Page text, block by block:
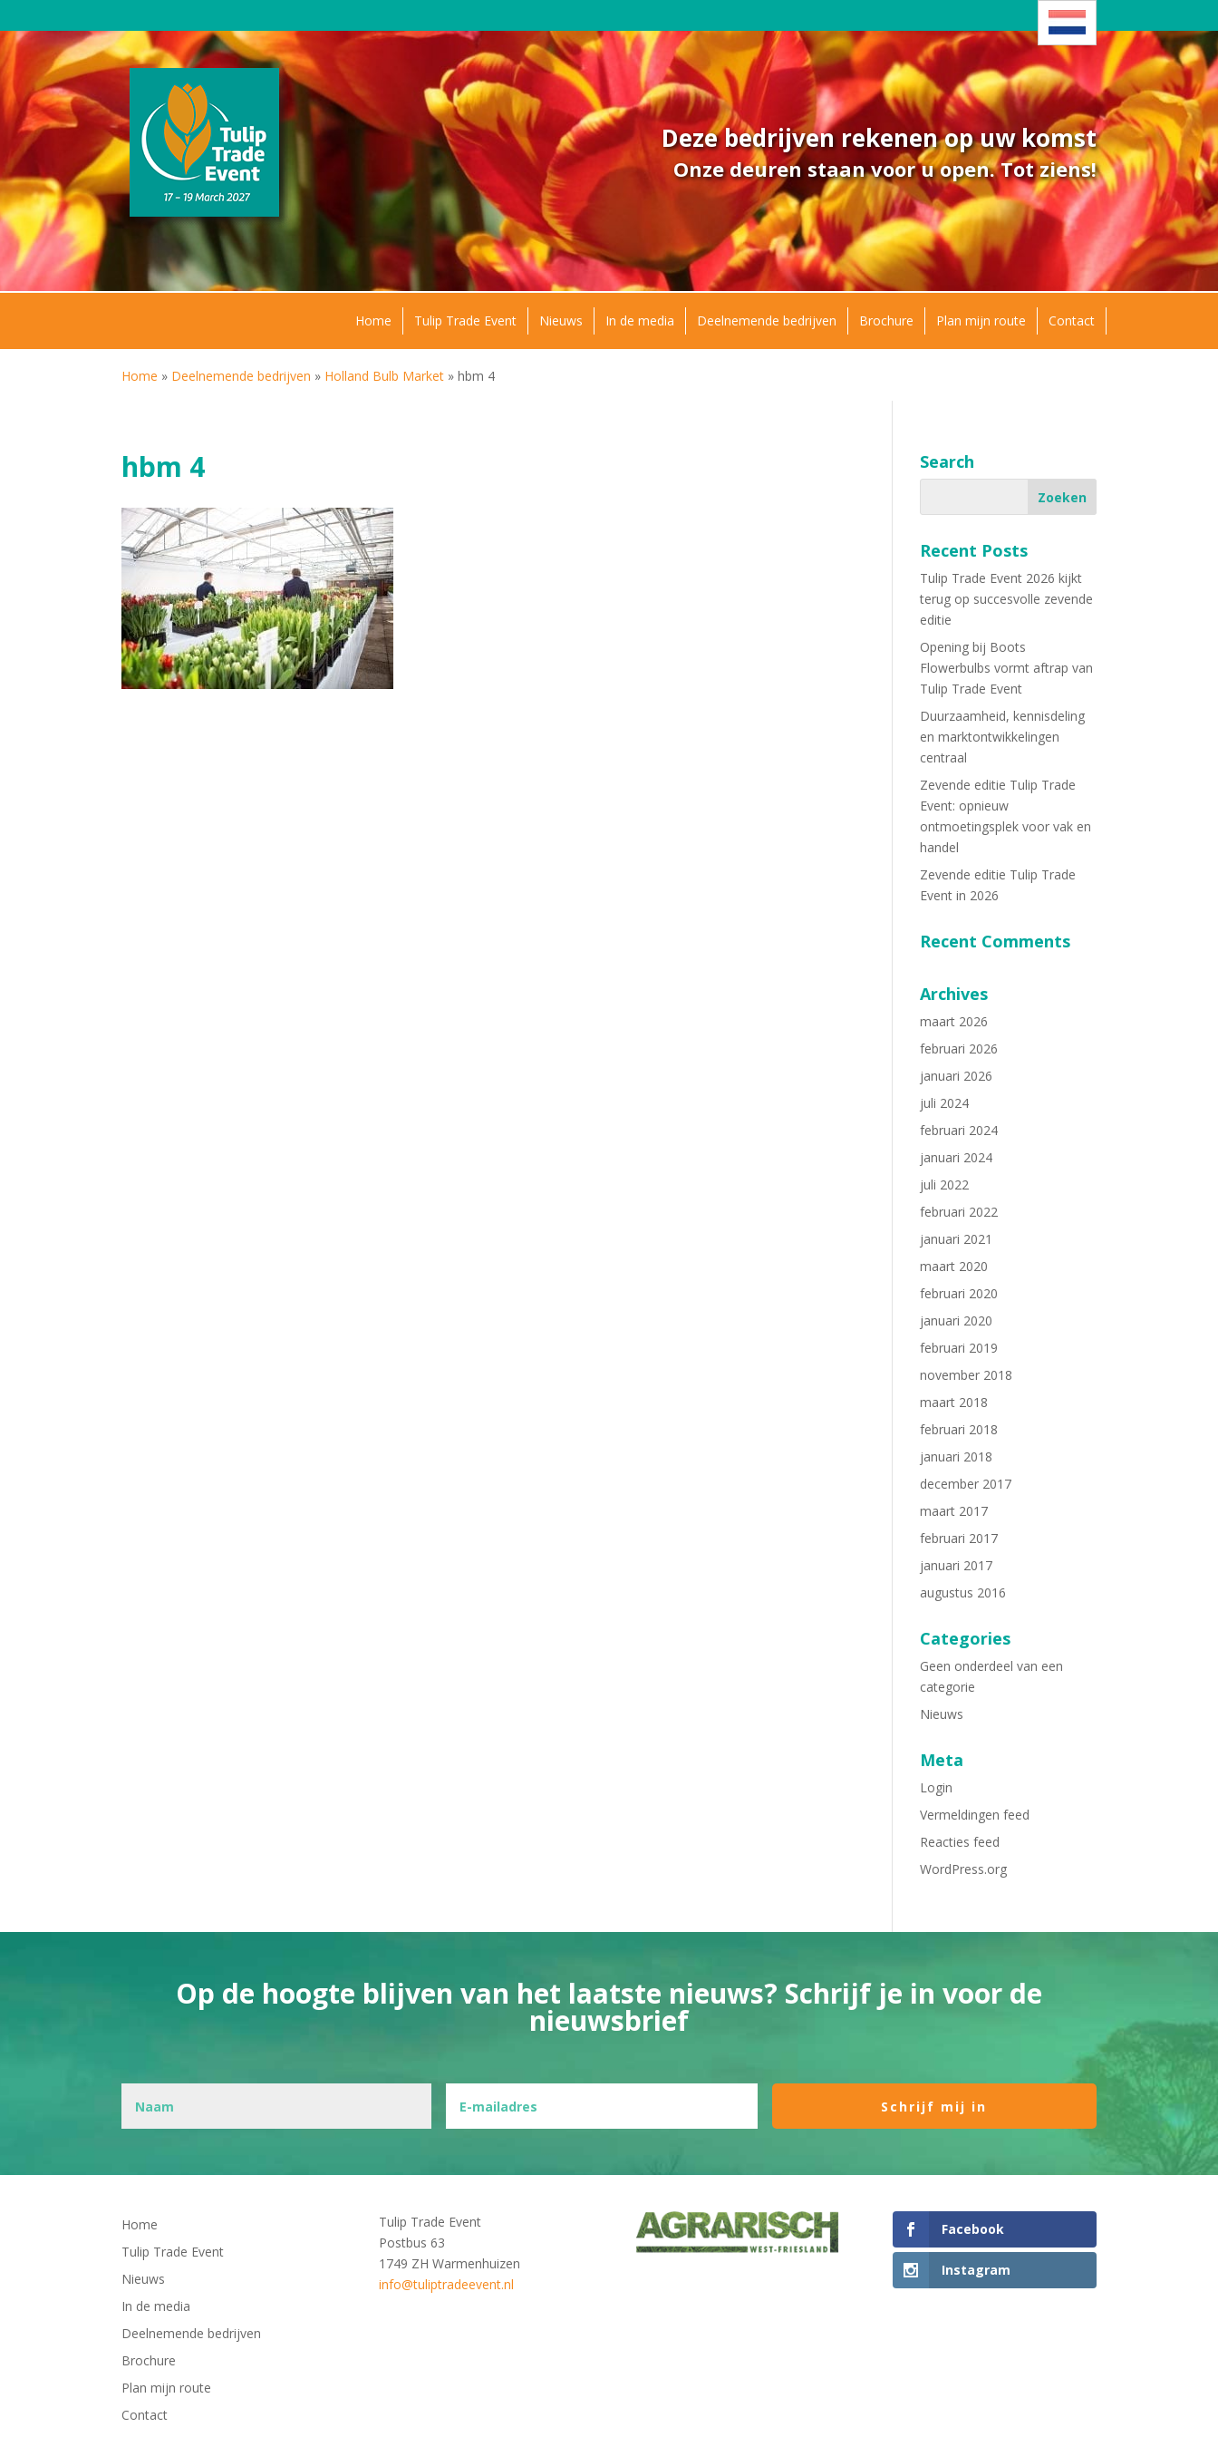
Deze bedrijven rekenen op uw komst
Onze deuren staan voor u open. Tot ziens!
Home Tulip Trade Event Nieuws In de media Deelnemende bedrijven Brochure Plan mijn route Contact
Home » Deelnemende bedrijven » Holland Bulb Market »hbm 4
hbm 4 Search
Recent Posts
Tulip Trade Event 2026 kijkt
terug op succesvolle zevende
editie
Opening bij Boots
Flowerbulbs vormt aftrap van
Tulip Trade Event
Duurzaamheid, kennisdeling
en marktontwikkelingen
centraal
Zevende editie Tulip Trade
Event: opnieuw
ontmoetingsplek voor vak en
handel
Zevende editie Tulip Trade
Event in 2026
Recent Comments
Archives
maart 2026
februari 2026
januari 2026
juli 2024
februari 2024
januari 2024
juli 2022
februari 2022
januari 2021
maart 2020
februari 2020
januari 2020
februari 2019
november 2018
maart 2018
februari 2018
januari 2018
december 2017
maart 2017
februari 2017
januari 2017
augustus 2016
Categories
Geen onderdeel van een
categorie
Nieuws
Meta
Login
Vermeldingen feed
Reacties feed
WordPress.org
Op de hoogte blijven van het laatste nieuws? Schrijf je in voor de
nieuwsbrief
Home
Tulip Trade Event
Nieuws
In de media
Deelnemende bedrijven
Brochure
Plan mijn route
Contact
Tulip Trade Event
Postbus 63
1749 ZH Warmenhuizen
info@tuliptradeevent.nl
Facebook
Instagram